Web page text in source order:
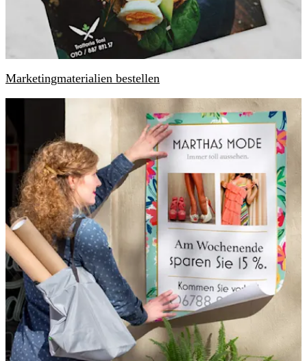
Marketingmaterialien bestellen